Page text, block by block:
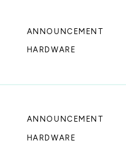
ANNOUNCEMENT
HARDWARE
ANNOUNCEMENT
HARDWARE